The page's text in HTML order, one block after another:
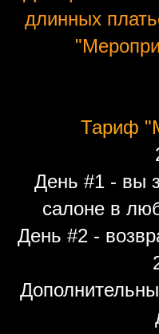
длинных
Тариф
День #1 - вы
салоне в
День #2 -